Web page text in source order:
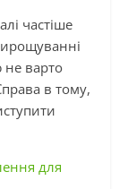
частіше
варто
в тому,
для